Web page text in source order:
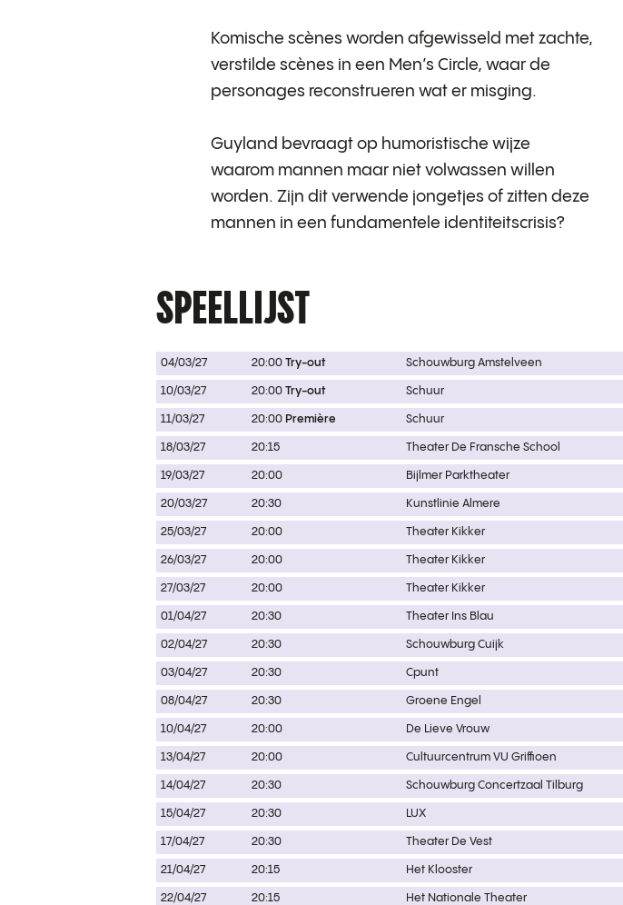
Komische scènes worden afgewisseld met zachte,
verstilde scènes in een Men’s Circle, waar de
personages reconstrueren wat er misging.
Guyland bevraagt op humoristische wijze
waarom mannen maar niet volwassen willen
worden. Zijn dit verwende jongetjes of zitten deze
mannen in een fundamentele identiteitscrisis?
SPEELLIJST
04/03/27 20:00 Try-out Schouwburg Amstelveen
10/03/27 20:00 Try-out Schuur
11/03/27 20:00 Première Schuur
18/03/27 20:15 Theater De Fransche School
19/03/27 20:00 Bijlmer Parktheater
20/03/27 20:30 Kunstlinie Almere
25/03/27 20:00 Theater Kikker
26/03/27 20:00 Theater Kikker
27/03/27 20:00 Theater Kikker
01/04/27 20:30 Theater Ins Blau
02/04/27 20:30 Schouwburg Cuijk
03/04/27 20:30 Cpunt
08/04/27 20:30 Groene Engel
10/04/27 20:00 De Lieve Vrouw
13/04/27 20:00 Cultuurcentrum VU Griffioen
14/04/27 20:30 Schouwburg Concertzaal Tilburg
15/04/27 20:30 LUX
17/04/27 20:30 Theater De Vest
21/04/27 20:15 Het Klooster
22/04/27 20:15 Het Nationale Theater